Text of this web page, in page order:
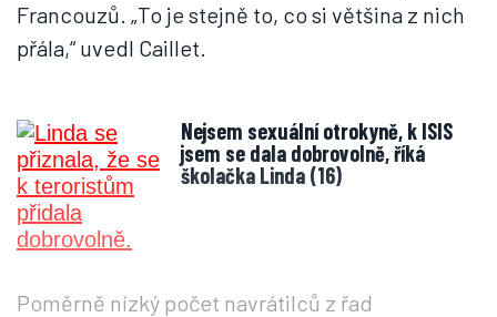
Francouzů. „To je stejně to, co si většina z nich
přála,“ uvedl Caillet.
Nejsem sexuální otrokyně, k ISIS
jsem se dala dobrovolně, říká
školačka Linda (16)
Poměrně nízký počet navrátilců z řad